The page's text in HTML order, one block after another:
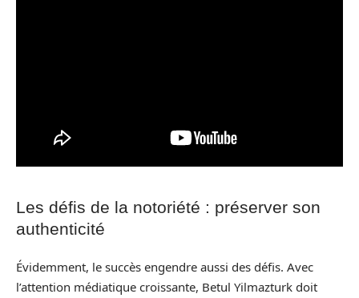
Les défis de la notoriété : préserver son
authenticité
Évidemment, le succès engendre aussi des défis. Avec
l’attention médiatique croissante, Betul Yilmazturk doit